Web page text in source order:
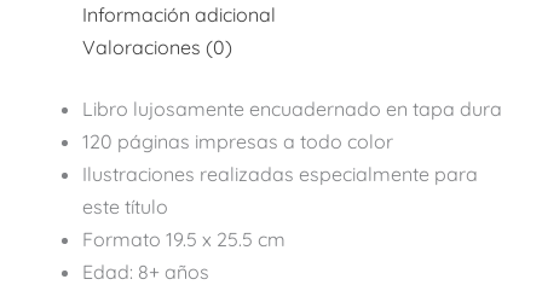
Información adicional
Valoraciones (0)
Libro lujosamente encuadernado en tapa dura
120 páginas impresas a todo color
Ilustraciones realizadas especialmente para
este título
Formato 19.5 x 25.5 cm
Edad: 8+ años